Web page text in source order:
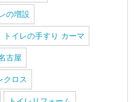
の増設
トイレの手すり カーマ
古屋
クロス